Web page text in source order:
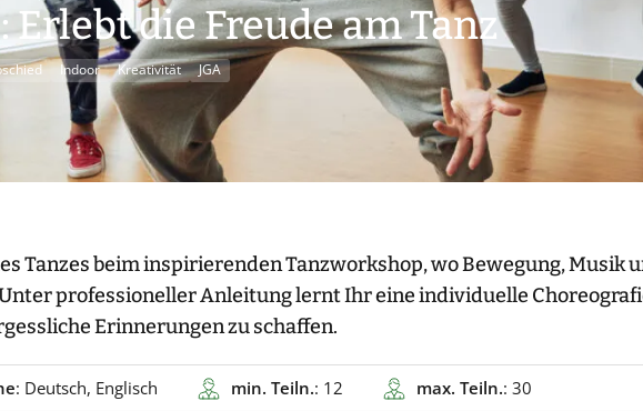
Erlebt die Freude am Tanz
Indoor Kreativität JGA
Tanzes beim inspirierenden Tanzworkshop, wo Bewegung, Musik
professioneller Anleitung lernt Ihr eine individuelle
Erinnerungen zu schaffen.
: Deutsch, Englisch min. Teiln.: 12 max. Teiln.: 30